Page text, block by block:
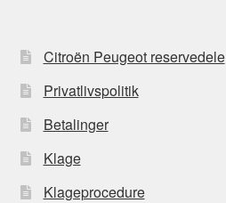
Citroën Peugeot reservedele
Privatlivspolitik
Betalinger
Klage
Klageprocedure